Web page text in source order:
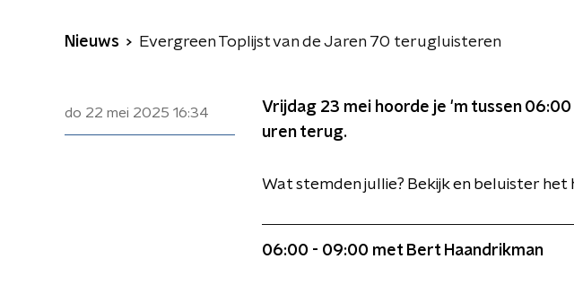
Nieuws Evergreen Toplijst van de Jaren 70 terugluisteren
do 22 mei 2025 16:34
Vrijdag 23 mei hoorde je 'm tussen
uren terug.
Wat stemden jullie? Bekijk en beluister het
06:00 - 09:00 met Bert Haandrikman